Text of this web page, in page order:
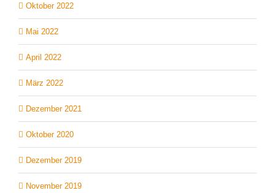
Oktober 2022
Mai 2022
April 2022
März 2022
Dezember 2021
Oktober 2020
Dezember 2019
November 2019